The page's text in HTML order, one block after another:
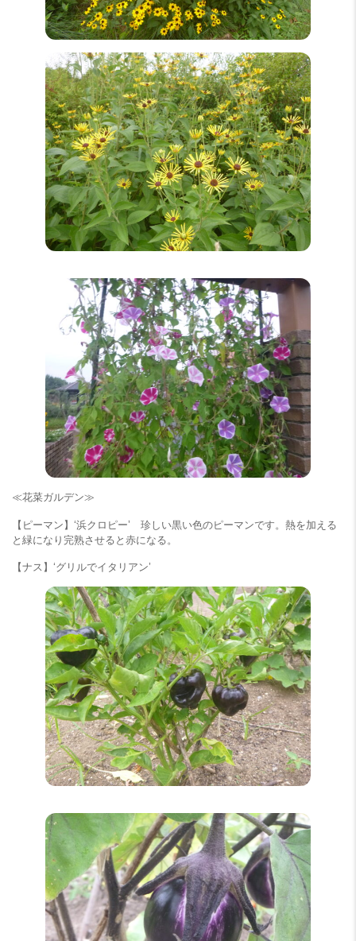
≪花菜ガルデン≫
【ピーマン】‘浜クロピー’ 珍しい黒い色のピーマンです。熱を加える
と緑になり完熟させると赤になる。
【ナス】‘グリルでイタリアン’